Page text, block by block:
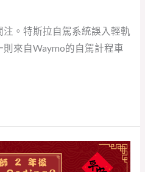
。特斯拉自駕系統誤入輕軌
來自Waymo的自駕計程車